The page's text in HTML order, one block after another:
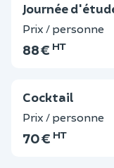
Journée
Prix / personne
88 € HT
Cocktail
Prix / personne
70 € HT